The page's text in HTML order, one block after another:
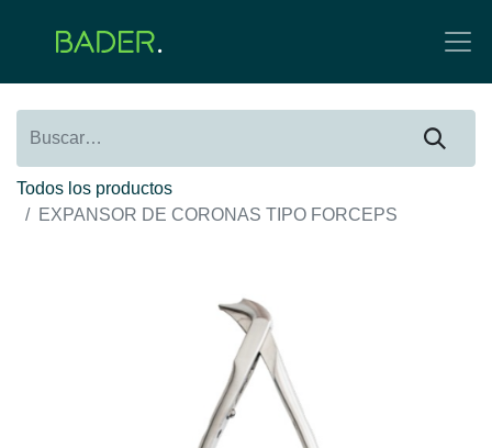
Todos los productos
EXPANSOR DE CORONAS TIPO FORCEPS